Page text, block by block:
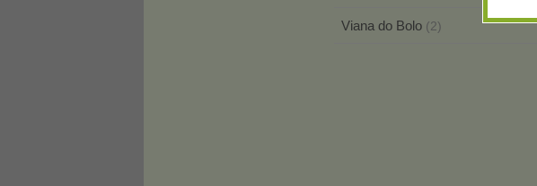
Viana do Bolo (2)